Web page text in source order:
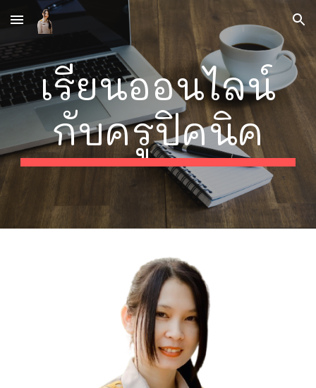
Skip to main content Skip to navigation
เรียนออนไลน์
กับครูปิคนิค